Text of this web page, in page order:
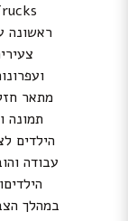
ראשונה
מתאר
תמונה
הילדים
עבודה
במהלך